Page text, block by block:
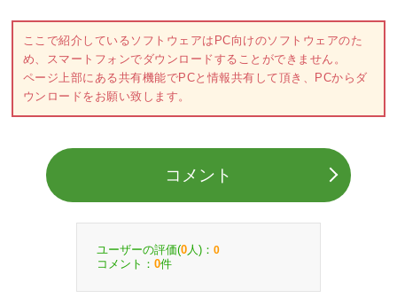
ここで紹介しているソフトウェアはPC向けのソフトウェアのた
め、スマートフォンでダウンロードすることができません。
ページ上部にある共有機能でPCと情報共有して頂き、PCからダ
ウンロードをお願い致します。
コメント
ユーザーの評価(0 人)： 0
コメント： 0件